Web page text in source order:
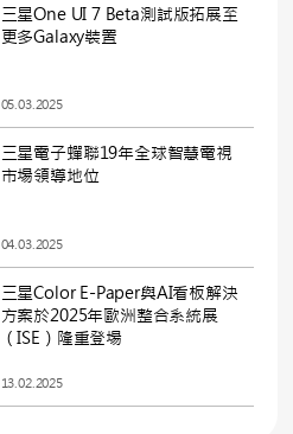
三星One UI 7 Beta測試版拓展至
更多Galaxy裝置
05.03.2025
三星電子蟬聯19年全球智慧電視
市場領導地位
04.03.2025
三星Color E-Paper與AI看板解決
方案於2025年歐洲整合系統展
（ISE）隆重登場
13.02.2025